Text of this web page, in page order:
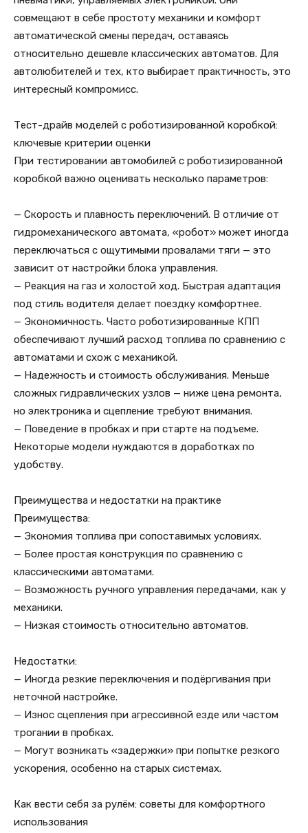
совмещают в себе простоту механики и комфорт
автоматической смены передач, оставаясь
относительно дешевле классических автоматов. Для
автолюбителей и тех, кто выбирает практичность, это
интересный компромисс.
Тест-драйв моделей с роботизированной коробкой:
ключевые критерии оценки
При тестировании автомобилей с роботизированной
коробкой важно оценивать несколько параметров:
— Скорость и плавность переключений. В отличие от
гидромеханического автомата, «робот» может иногда
переключаться с ощутимыми провалами тяги — это
зависит от настройки блока управления.
— Реакция на газ и холостой ход. Быстрая адаптация
под стиль водителя делает поездку комфортнее.
— Экономичность. Часто роботизированные КПП
обеспечивают лучший расход топлива по сравнению с
автоматами и схож с механикой.
— Надежность и стоимость обслуживания. Меньше
сложных гидравлических узлов — ниже цена ремонта,
но электроника и сцепление требуют внимания.
— Поведение в пробках и при старте на подъеме.
Некоторые модели нуждаются в доработках по
удобству.
Преимущества и недостатки на практике
Преимущества:
— Экономия топлива при сопоставимых условиях.
— Более простая конструкция по сравнению с
классическими автоматами.
— Возможность ручного управления передачами, как у
механики.
— Низкая стоимость относительно автоматов.
Недостатки:
— Иногда резкие переключения и подёргивания при
неточной настройке.
— Износ сцепления при агрессивной езде или частом
трогании в пробках.
— Могут возникать «задержки» при попытке резкого
ускорения, особенно на старых системах.
Как вести себя за рулём: советы для комфортного
использования